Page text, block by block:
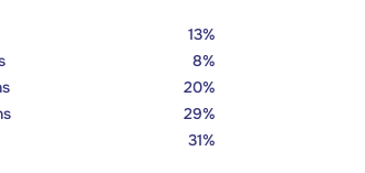
13%
8%
20%
29%
31%